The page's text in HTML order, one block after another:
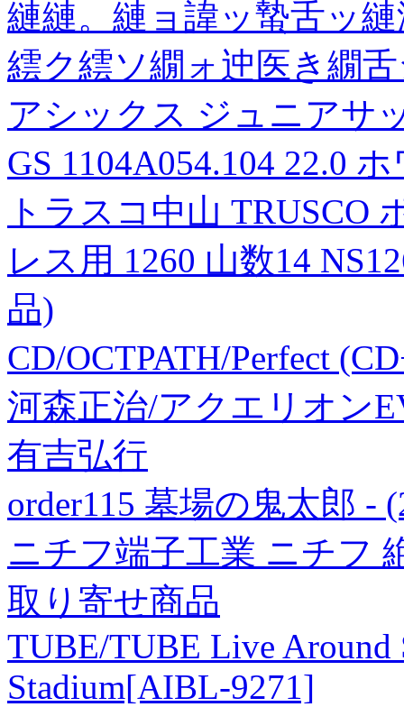
縺縺。縺ョ諱ッ蟄舌ッ
繧ク繧ソ繝ォ迚医き繝
アシックス ジュニアサ
GS 1104A054.104 22.0
トラスコ中山 TRUSCO
レス用 1260 山数14
品)
CD/OCTPATH/Perfect
河森正治/アクエリオン
有吉弘行
order115 墓場の鬼太郎 -
ニチフ端子工業 ニチフ
取り寄せ商品
TUBE/TUBE Live Around
Stadium[AIBL-9271]